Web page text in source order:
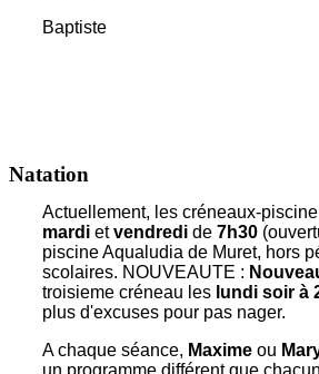
Baptiste
Natation
Actuellement, les créneaux-
mardi etvendredi de 7h30
piscine Aqualudia de Muret, hors
scolaires. NOUVEAUTE :
troisieme créneau les lundi soir à
plus d'excuses pour pas nager.
A chaque séance, Maxime ou